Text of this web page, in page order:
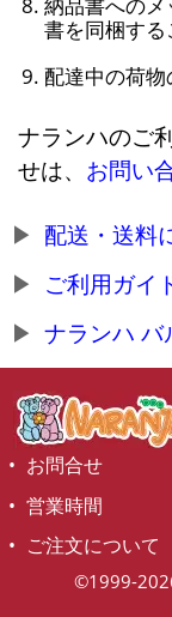
書を同梱する
配達中の荷物
ナランハのご
せは、 お問い
配送・送料
ご利用ガイ
ナランハ バ
お問合せ
営業時間
ご注文について
©1999-